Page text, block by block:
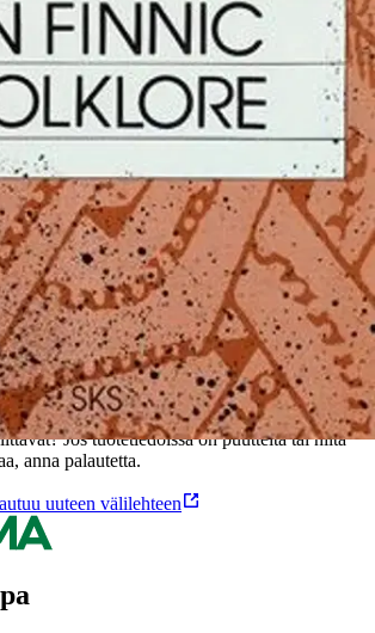
to make Finnish or Balto-Finnic folklore
speaking countries. Contents Finnic
On the structure of the epic Kalevipoeg
Karelian-Finnish folklore Gesture and
Pellervoinen's song) Lemminkäinen
The gigantic bird of Finnish folklore
stallion F. R. Faehlmann's myth "Dawn and
divinity Finnish-Karelian Äkräs Ingrian
tuotetietoihin?
Jos tuotetiedoissa on puutteita tai niitä
anna palautetta.
uuteen välilehteen